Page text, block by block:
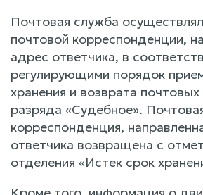
Почтовая служба
почтовой корреспонденции,
адрес ответчика, в
регулирующими порядок
хранения и возврата
разряда «Судебное».
корреспонденция,
ответчика возвращена с
отделения «Истек срок